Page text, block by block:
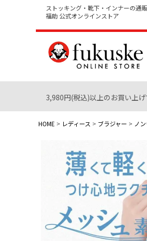
ストッキング・靴下・インナーの通販
福助 公式オンラインストア
3,980円(税込)以上のお買い上げ
HOME レディース ブラジャー ノ